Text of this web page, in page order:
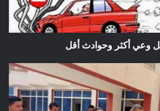
وعي أكثر وحوادث أقل